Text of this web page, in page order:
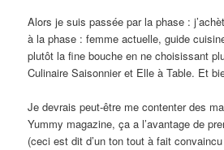
Alors je suis passée par la phase :
à la phase : femme actuelle, guide
plutôt la fine bouche en ne choisissant
Culinaire Saisonnier et Elle à Table. Et
Je devrais peut-être me contenter des
Yummy magazine, ça a l’avantage de
(ceci est dit d’un ton tout à fait